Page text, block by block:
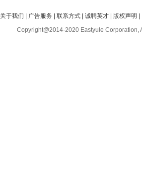
关于我们 | 广告服务 |联系方式 |诚聘英才 | 版权声明 |
Copyright@2014-2020 Eastyule